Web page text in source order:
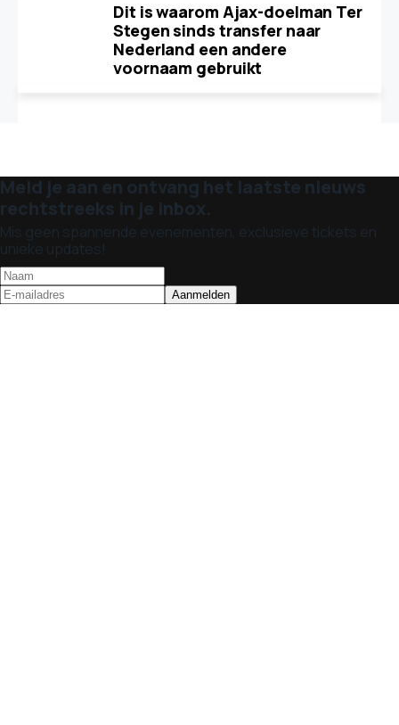
Dit is waarom Ajax-doelman Ter
Stegen sinds transfer naar
Nederland een andere
voornaam gebruikt
Meld je aan en ontvang het laatste nieuws
rechtstreeks in je inbox.
Mis geen spannende evenementen, exclusieve tickets en
unieke updates!